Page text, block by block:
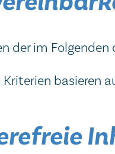
der im
Kriterien basieren